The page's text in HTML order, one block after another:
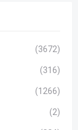
(3672)
(316)
(1266)
(2)